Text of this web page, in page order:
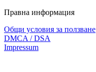
Правна информация
Общи условия за ползване
DMCA / DSA
Impressum